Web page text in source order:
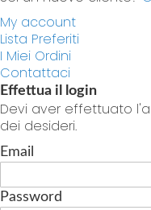
My account
Lista Preferiti
I Miei Ordini
Contattaci
Effettua il login
Devi aver effettuato
dei desideri.
Email
Password